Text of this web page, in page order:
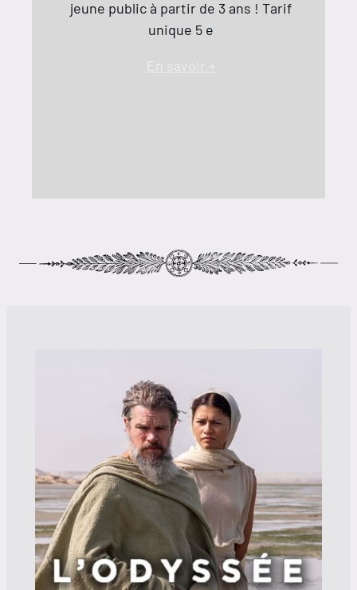
jeune public à partir de 3 ans ! Tarif
unique 5 e